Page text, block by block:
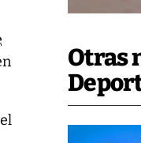
Otras